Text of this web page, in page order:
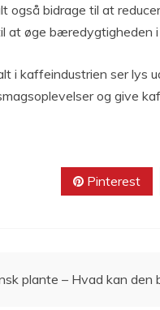
også bidrage til at
at øge bæredygtigheden
i kaffeindustrien ser lys
og give
Pinterest
plante – Hvad kan den